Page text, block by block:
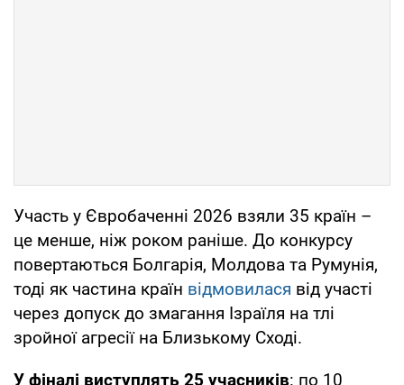
Участь у Євробаченні 2026 взяли 35 країн –
це менше, ніж роком раніше. До конкурсу
повертаються Болгарія, Молдова та Румунія,
тоді як частина країн відмовилася від участі
через допуск до змагання Ізраїля на тлі
зройної агресії на Близькому Сході.
У фіналі виступлять 25 учасників: по 10